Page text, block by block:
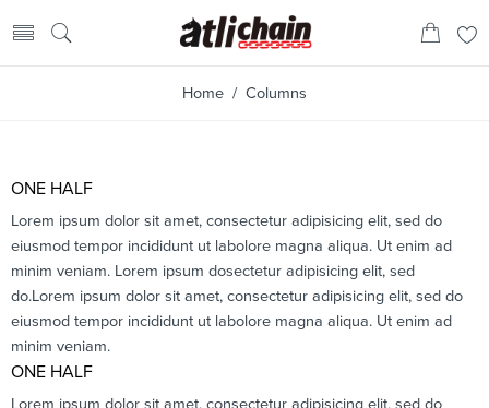
Home / Columns
ONE HALF
Lorem ipsum dolor sit amet, consectetur adipisicing elit, sed do
eiusmod tempor incididunt ut labolore magna aliqua. Ut enim ad
minim veniam. Lorem ipsum dosectetur adipisicing elit, sed
do.Lorem ipsum dolor sit amet, consectetur adipisicing elit, sed do
eiusmod tempor incididunt ut labolore magna aliqua. Ut enim ad
minim veniam.
ONE HALF